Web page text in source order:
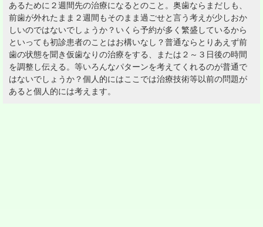
あるために２週間先の治療になるとのこと。奥歯ならまだしも、
前歯が外れたまま２週間もそのまま過ごせと言う考えが少しおか
しいのではないでしょうか？いくら予約が多く繁盛しているから
といっても初診患者のことはお構いなし？普通ならとりあえず前
歯の状態を聞き仮歯なりの治療をする、または２～３日後の時間
を調整し伝える。等いろんなパターンを考えてくれるのが普通で
はないでしょうか？個人的にはここでは治療技術等以前の問題が
あると個人的には考えます。